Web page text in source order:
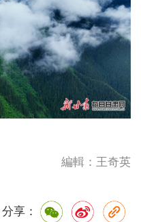
編輯：王奇英
分享：